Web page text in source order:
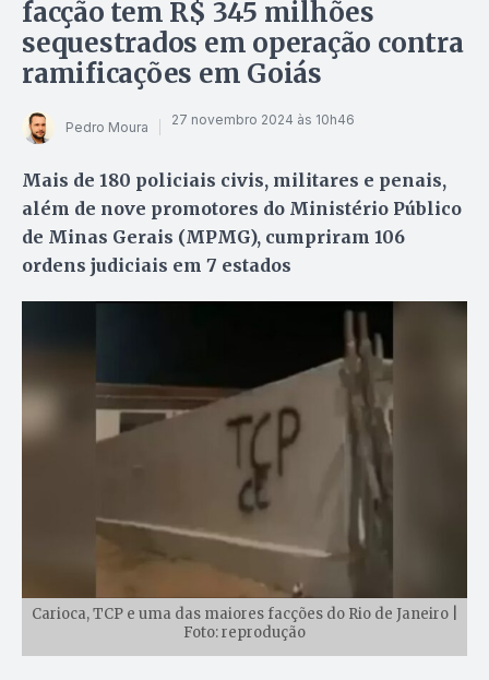
facção tem R$ 345 milhões
sequestrados em operação contra
ramificações em Goiás
Pedro Moura 27 novembro 2024 às 10h46
Mais de 180 policiais civis, militares e penais,
além de nove promotores do Ministério Público
de Minas Gerais (MPMG), cumpriram 106
ordens judiciais em 7 estados
Carioca, TCP e uma das maiores facções do Rio de Janeiro |
Foto: reprodução